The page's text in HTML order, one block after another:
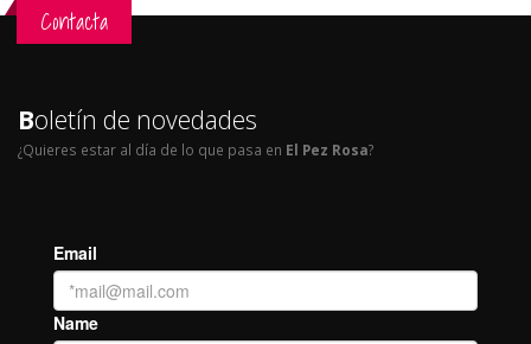
Contacta
Boletín de novedades
¿Quieres estar al día de lo que pasa en El Pez Rosa?